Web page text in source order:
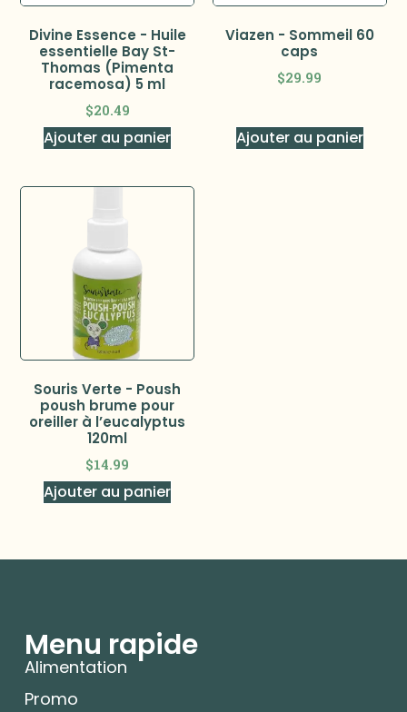
Divine Essence - Huile
essentielle Bay St-
Thomas (Pimenta
racemosa) 5 ml
$20.49
Ajouter au panier
Viazen - Sommeil 60
caps
$29.99
Ajouter au panier
Souris Verte - Poush
poush brume pour
oreiller à l’eucalyptus
120ml
$14.99
Ajouter au panier
Menu rapide
Alimentation
Promo